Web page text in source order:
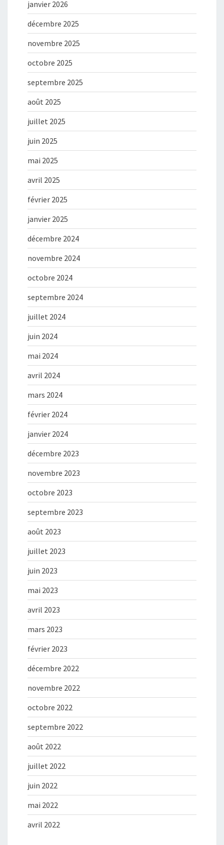
janvier 2026
décembre 2025
novembre 2025
octobre 2025
septembre 2025
août 2025
juillet 2025
juin 2025
mai 2025
avril 2025
février 2025
janvier 2025
décembre 2024
novembre 2024
octobre 2024
septembre 2024
juillet 2024
juin 2024
mai 2024
avril 2024
mars 2024
février 2024
janvier 2024
décembre 2023
novembre 2023
octobre 2023
septembre 2023
août 2023
juillet 2023
juin 2023
mai 2023
avril 2023
mars 2023
février 2023
décembre 2022
novembre 2022
octobre 2022
septembre 2022
août 2022
juillet 2022
juin 2022
mai 2022
avril 2022